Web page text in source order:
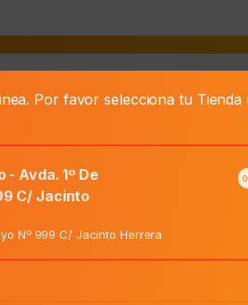
UN
Por favor selecciona tu Tienda
- Avda. 1º De
C/ Jacinto
0
Nº 999 C/ Jacinto Herrera